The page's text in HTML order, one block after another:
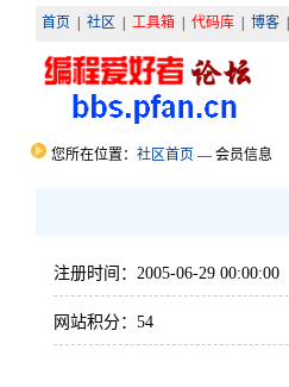
首页 社区 工具箱 代码库| 博客|
您所在位置： 社区首页 — 会员信息
注册时间：2005-06-29 00:00:00
网站积分：54